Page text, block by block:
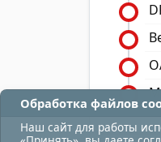
Обработка файлов
Наш сайт для работы